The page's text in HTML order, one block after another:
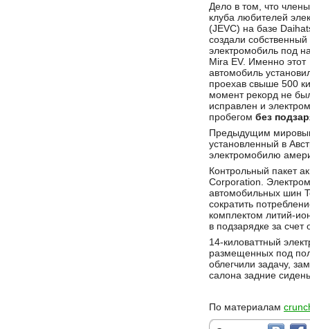
Дело в том, что
клуба любителей
(JEVC) на базе
создали собственный
электромобиль под
Mira EV. Именно этот
автомобиль
проехав свыше 500
момент рекорд не
исправлен и
пробегом без
Предыдущим
установленный в
электромобилю
Контрольный пакет
Corporation.
автомобильных шин
сократить
комплектом литий-
в подзарядке за
14-киловаттный
размещенных под
облегчили задачу,
салона задние
По материалам